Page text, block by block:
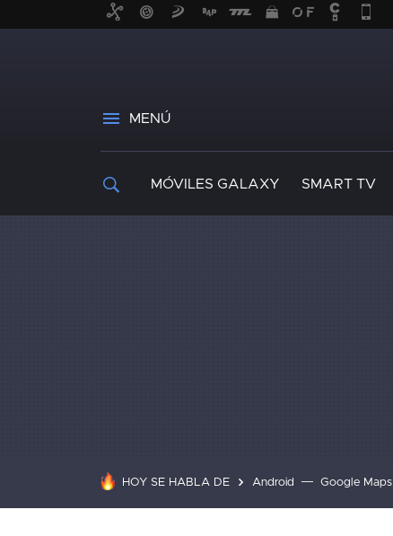
MENÚ
MÓVILES GALAXY SMART TV
HOY SE HABLA DE Android Google Maps